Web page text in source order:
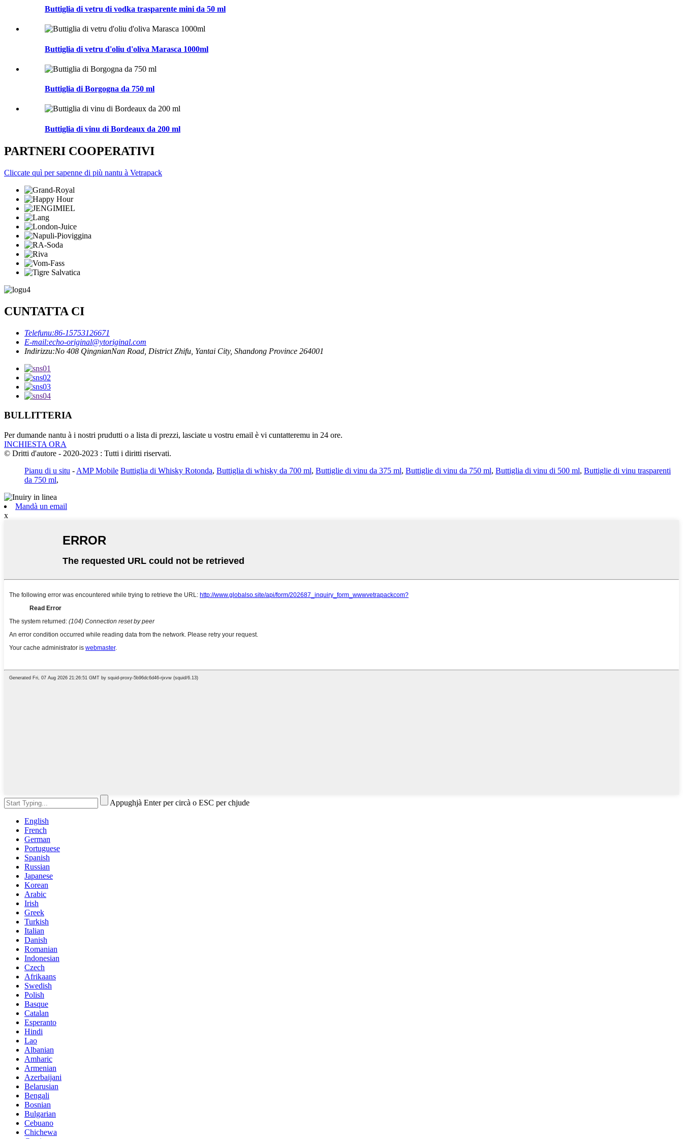
Buttiglia di vetru di vodka trasparente mini da 50 ml
Buttiglia di vetru d'oliu d'oliva Marasca 1000ml
Buttiglia di Borgogna da 750 ml
Buttiglia di vinu di Bordeaux da 200 ml
PARTNERI COOPERATIVI
Cliccate quì per sapenne di più nantu à Vetrapack
CUNTATTA CI
Telefunu:86-15753126671
E-mail:echo-original@ytoriginal.com
Indirizzu:No 408 QingnianNan Road, District Zhifu, Yantai City, Shandong Province 264001
BULLITTERIA
Per dumande nantu à i nostri prudutti o a lista di prezzi, lasciate u vostru email è vi cuntatteremu in 24 ore.
INCHIESTA ORA
© Dritti d'autore - 2020-2023 : Tutti i diritti riservati.
Pianu di u situ - AMP Mobile Buttiglia di Whisky Rotonda, Buttiglia di whisky da 700 ml, Buttiglie di vinu da 375 ml, Buttiglie di vinu da 750 ml, Buttiglia di vinu di 500 ml, Buttiglie di vinu trasparenti
da 750 ml,
Mandà un email
x
Appughjà Enter per circà o ESC per chjude
English
French
German
Portuguese
Spanish
Russian
Japanese
Korean
Arabic
Irish
Greek
Turkish
Italian
Danish
Romanian
Indonesian
Czech
Afrikaans
Swedish
Polish
Basque
Catalan
Esperanto
Hindi
Lao
Albanian
Amharic
Armenian
Azerbaijani
Belarusian
Bengali
Bosnian
Bulgarian
Cebuano
Chichewa